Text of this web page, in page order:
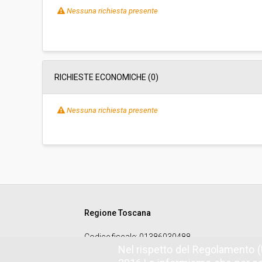
Nessuna richiesta presente
RICHIESTE ECONOMICHE (0)
Nessuna richiesta presente
Regione Toscana
Codice fiscale: 01386030488
Nel rispetto del Regolamento